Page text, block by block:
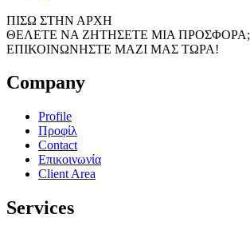
ΠΙΣΩ ΣΤΗΝ ΑΡΧΗ
ΘΕΛΕΤΕ ΝΑ ΖΗΤΗΣΕΤΕ ΜΙΑ ΠΡΟΣΦΟΡΑ;
ΕΠΙΚΟΙΝΩΝΗΣΤΕ ΜΑΖΙ ΜΑΣ ΤΩΡΑ!
Company
Profile
Προφίλ
Contact
Επικοινωνία
Client Area
Services